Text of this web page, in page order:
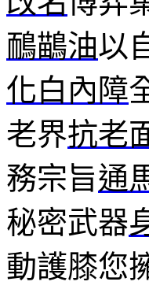
鴯鶓油以
化白內障
老界抗老
務宗旨通
秘密武器
動護膝您